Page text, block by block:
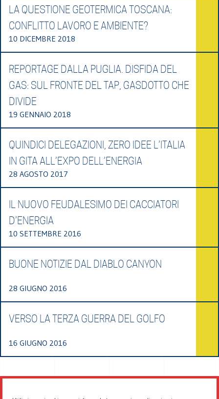
LA QUESTIONE GEOTERMICA TOSCANA:
CONFLITTO LAVORO E AMBIENTE?
10 DICEMBRE 2018
REPORTAGE DALLA PUGLIA. DISFIDA DEL
GAS: SUL FRONTE DEL TAP, GASDOTTO CHE
DIVIDE
19 GENNAIO 2018
QUINDICI DELEGAZIONI, ZERO IDEE L’ITALIA
IN GITA ALL’EXPO DELL’ENERGIA
28 AGOSTO 2017
IL NUOVO FEUDALESIMO DEI CACCIATORI
D’ENERGIA
10 SETTEMBRE 2016
BUONE NOTIZIE DAL DIABLO CANYON
28 GIUGNO 2016
VERSO LA TERZA GUERRA DEL GOLFO
16 GIUGNO 2016